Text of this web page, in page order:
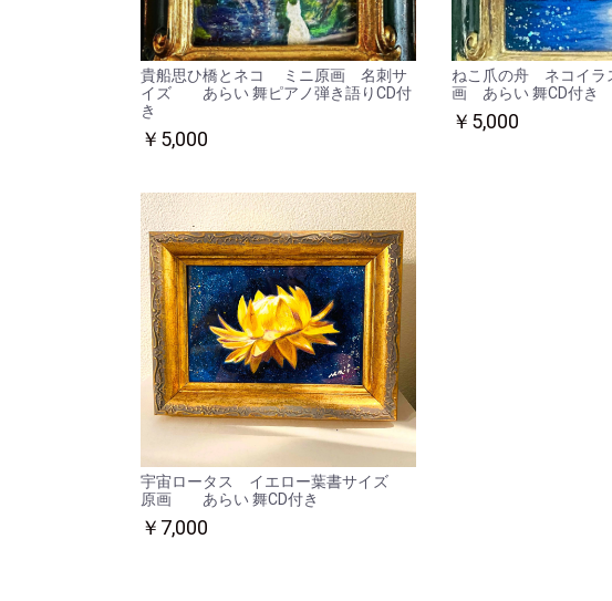
貴船思ひ橋とネコ ミニ原画 名刺サ
イズ あらい 舞ピアノ弾き語りCD付
き
￥5,000
ねこ爪の舟 ネコイ
画 あらい 舞CD付き
￥5,000
宇宙ロータス イエロー葉書サイズ
原画 あらい 舞CD付き
￥7,000